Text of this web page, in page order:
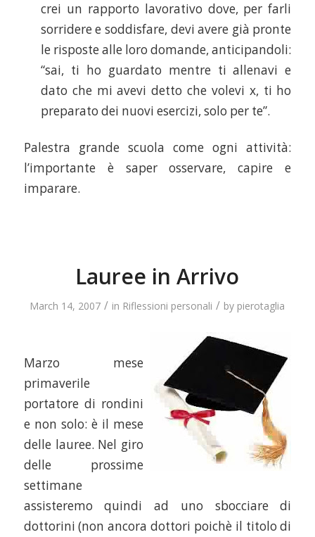
crei un rapporto lavorativo dove, per farli
sorridere e soddisfare, devi avere già pronte
le risposte alle loro domande, anticipandoli:
“sai, ti ho guardato mentre ti allenavi e
dato che mi avevi detto che volevi x, ti ho
preparato dei nuovi esercizi, solo per te”.
Palestra grande scuola come ogni attività:
l’importante è saper osservare, capire e
imparare.
Lauree in Arrivo
March 14, 2007 / in Riflessioni personali / by pierotaglia
Marzo mese
primaverile
portatore di rondini
e non solo: è il mese
delle lauree. Nel giro
delle prossime
settimane
assisteremo quindi ad uno sbocciare di
dottorini (non ancora dottori poichè il titolo di